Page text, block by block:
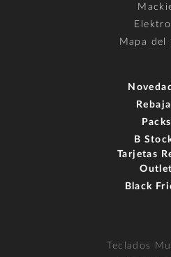
Mapa del
Packs
B
Tarjetas
Outlet
Black
Teclados